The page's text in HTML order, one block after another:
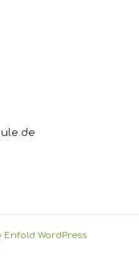
Enfold WordPress